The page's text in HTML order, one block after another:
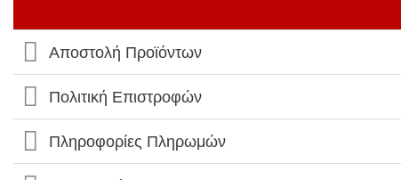
Αποστολή Προϊόντων
Πολιτική Επιστροφών
Πληροφορίες Πληρωμών